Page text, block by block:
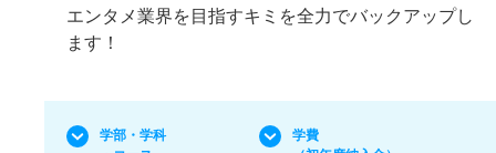
エンタメ業界を目指すキミを全力でバックアップし
ます！
学部・学科
学費